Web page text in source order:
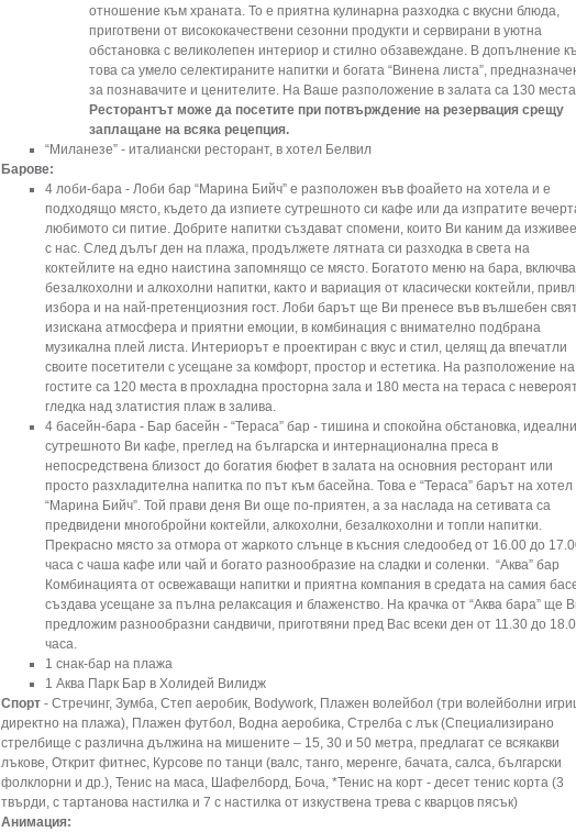
отношение към храната. То е приятна кулинарна разходка с вкусни блюда,
приготвени от висококачествени сезонни продукти и сервирани в уютна
обстановка с великолепен интериор и стилно обзавеждане. В допълнение
това са умело селектираните напитки и богата “Винена листа”,
за познавачите и ценителите. На Ваше разположение в залата са 130
Ресторантът може да посетите при потвърждение на резервация срещу
заплащане на всяка рецепция.
“Миланезе” - италиански ресторант, в хотел Белвил
Барове:
4 лоби-бара - Лоби бар “Марина Бийч” е разположен във фоайето на хотела и е
подходящо място, където да изпиете сутрешното си кафе или да изпратите
любимото си питие. Добрите напитки създават спомени, които Ви каним да
с нас. След дълъг ден на плажа, продължете лятната си разходка в света на
коктейлите на едно наистина запомнящо се място. Богатото меню на бара,
безалкохолни и алкохолни напитки, както и вариация от класически коктейли,
избора и на най-претенциозния гост. Лоби барът ще Ви пренесе във вълшебен
изискана атмосфера и приятни емоции, в комбинация с внимателно подбрана
музикална плей листа. Интериорът е проектиран с вкус и стил, целящ да впечатли
своите посетители с усещане за комфорт, простор и естетика. На разположение на
гостите са 120 места в прохладна просторна зала и 180 места на тераса с
гледка над златистия плаж в залива.
4 басейн-бара - Бар басейн - “Тераса” бар - тишина и спокойна обстановка,
сутрешното Ви кафе, преглед на българска и интернационална преса в
непосредствена близост до богатия бюфет в залата на основния ресторант или
просто разхладителна напитка по път към басейна. Това е “Тераса” барът на хотел
“Марина Бийч”. Той прави деня Ви още по-приятен, а за наслада на сетивата са
предвидени многобройни коктейли, алкохолни, безалкохолни и топли напитки.
Прекрасно място за отмора от жаркото слънце в късния следообед от 16.00 до
часа с чаша кафе или чай и богато разнообразие на сладки и соленки. “Аква” бар
Комбинацията от освежаващи напитки и приятна компания в средата на самия
създава усещане за пълна релаксация и блаженство. На крачка от “Аква бара” ще
предложим разнообразни сандвичи, приготвяни пред Вас всеки ден от 11.30 до
часа.
1 снaк-бар на плажа
1 Аква Парк Бар в Холидей Вилидж
Спорт - Стречинг, Зумба, Степ аеробик, Bodywork, Плажен волейбол (три волейболни
директно на плажа), Плажен футбол, Водна аеробика, Стрелба с лък (Специализирано
стрелбище с различна дължина на мишените – 15, 30 и 50 метра, предлагат се всякакви
лъкове, Открит фитнес, Курсове по танци (валс, танго, меренге, бачата, салса, български
фолклорни и др.), Тенис на маса, Шафелборд, Боча, *Тенис на корт - десет тенис корта (3
твърди, с тартанова настилка и 7 с настилка от изкуствена трева с кварцов пясък)
Анимация: